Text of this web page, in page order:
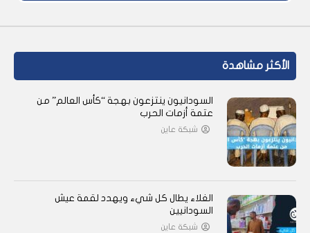
الأكثر مشاهدة
السودانيون ينتزعون بهجة “كأس العالم” من
عتمة أزمات الحرب
شبكة عاين
الغلاء يطال كل شيء ويهدد لقمة عيش
السودانيين
شبكة عاين